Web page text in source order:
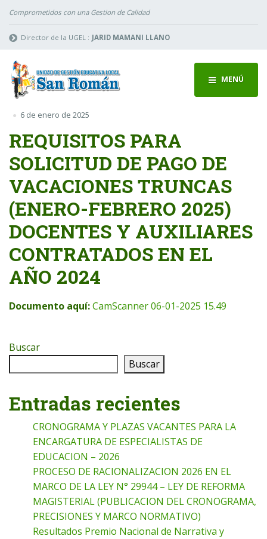
Comprometidos con una Gestion de Calidad
Director de la UGEL : JARID MAMANI LLANO
MENÚ
6 de enero de 2025
REQUISITOS PARA
SOLICITUD DE PAGO DE
VACACIONES TRUNCAS
(ENERO-FEBRERO 2025)
DOCENTES Y AUXILIARES
CONTRATADOS EN EL
AÑO 2024
Documento aquí:CamScanner 06-01-2025 15.49
Buscar
Buscar
Entradas recientes
CRONOGRAMA Y PLAZAS VACANTES PARA LA
ENCARGATURA DE ESPECIALISTAS DE
EDUCACION – 2026
PROCESO DE RACIONALIZACION 2026 EN EL
MARCO DE LA LEY N° 29944 – LEY DE REFORMA
MAGISTERIAL (PUBLICACION DEL CRONOGRAMA,
PRECISIONES Y MARCO NORMATIVO)
Resultados Premio Nacional de Narrativa y